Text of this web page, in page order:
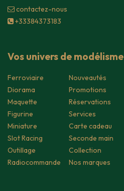
contacte​z-nous
+33384373183
Vos univers de modélisme
Ferroviaire
Diorama
Maquette
Figurine
Miniature
Slot Racing
Outillage
Radiocommande
Nouveautés
Promotions
Réservations
Services
Carte cadeau
Seconde main
Collection
Nos marques